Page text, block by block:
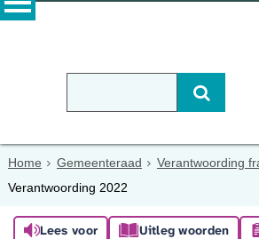
Home Gemeenteraad
Verantwoording
Verantwoording 2022
Lees voor Uitleg woorden